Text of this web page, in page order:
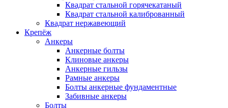
Квадрат стальной горячекатаный
Квадрат стальной калиброванный
Квадрат нержавеющий
Крепёж
Анкеры
Анкерные болты
Клиновые анкеры
Анкерные гильзы
Рамные анкеры
Болты анкерные фундаментные
Забивные анкеры
Болты